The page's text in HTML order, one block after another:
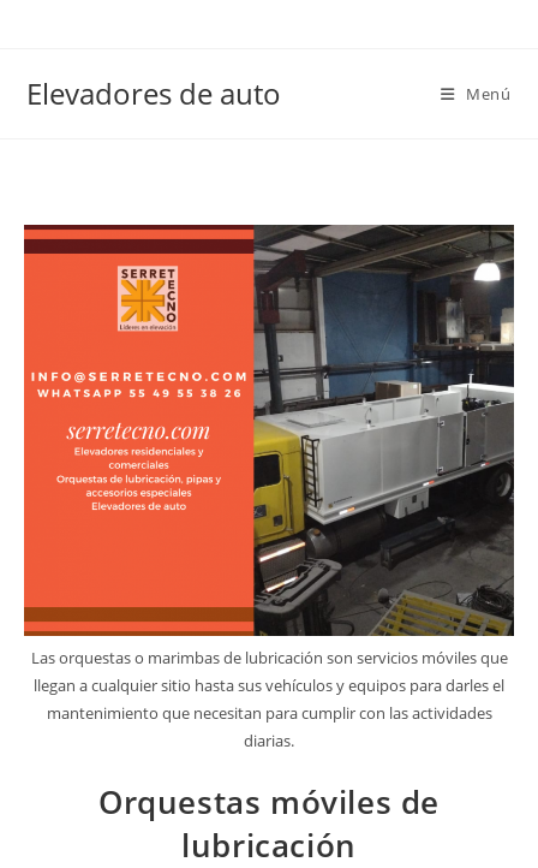
Elevadores de auto Menú
Las orquestas o marimbas de lubricación son servicios móviles que
llegan a cualquier sitio hasta sus vehículos y equipos para darles el
mantenimiento que necesitan para cumplir con las actividades
diarias.
Orquestas móviles de
lubricación